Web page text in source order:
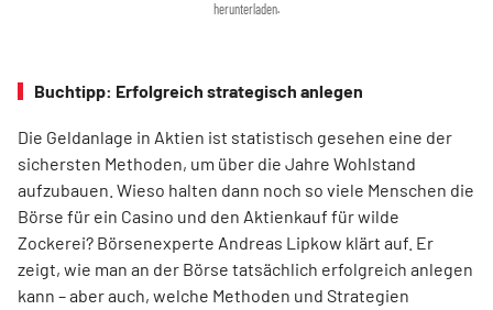
herunterladen.
Buchtipp: Erfolgreich strategisch anlegen
Die Geldanlage in Aktien ist statistisch gesehen eine der
sichersten Methoden, um über die Jahre Wohlstand
aufzubauen. Wieso halten dann noch so viele Menschen die
Börse für ein Casino und den Aktienkauf für wilde
Zockerei? Börsenexperte Andreas Lipkow klärt auf. Er
zeigt, wie man an der Börse tatsächlich erfolgreich anlegen
kann – aber auch, welche Methoden und Strategien